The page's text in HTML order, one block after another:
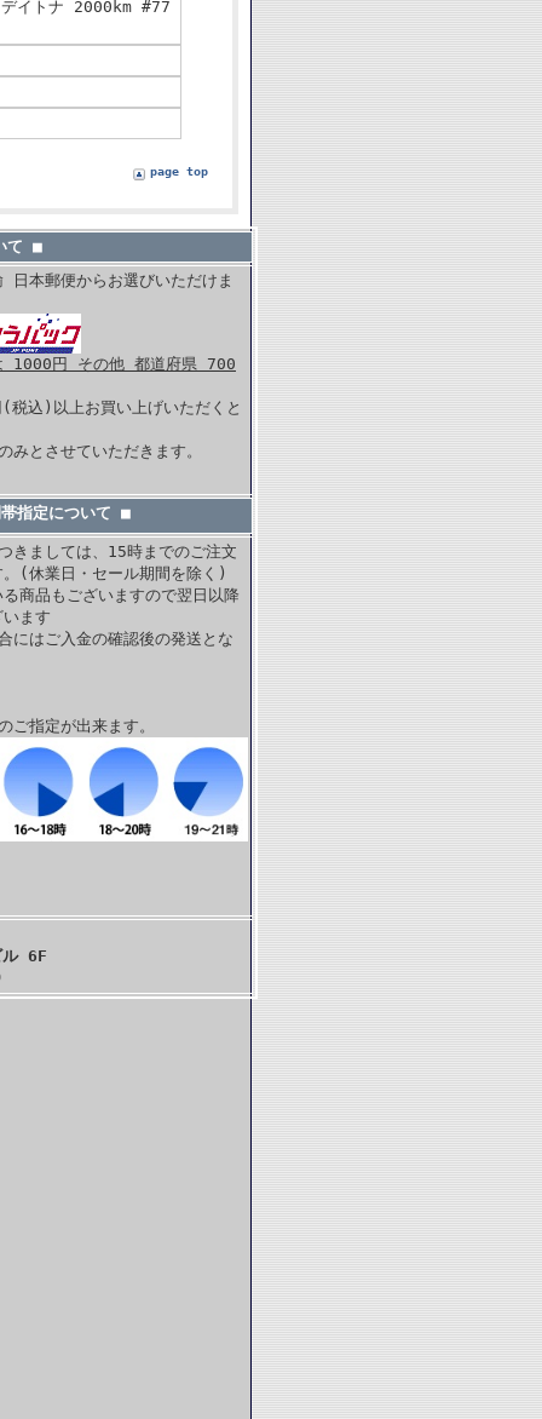
イトナ 2000km #77
page top
て ■
日本郵便からお選びいただけま
1000円 その他 都道府県 700
込)以上お買い上げいただくと
みとさせていただきます。
指定について ■
きましては、15時までのご注文
(休業日・セール期間を除く)
商品もございますので翌日以降
ます
にはご入金の確認後の発送とな
指定が出来ます。
6F